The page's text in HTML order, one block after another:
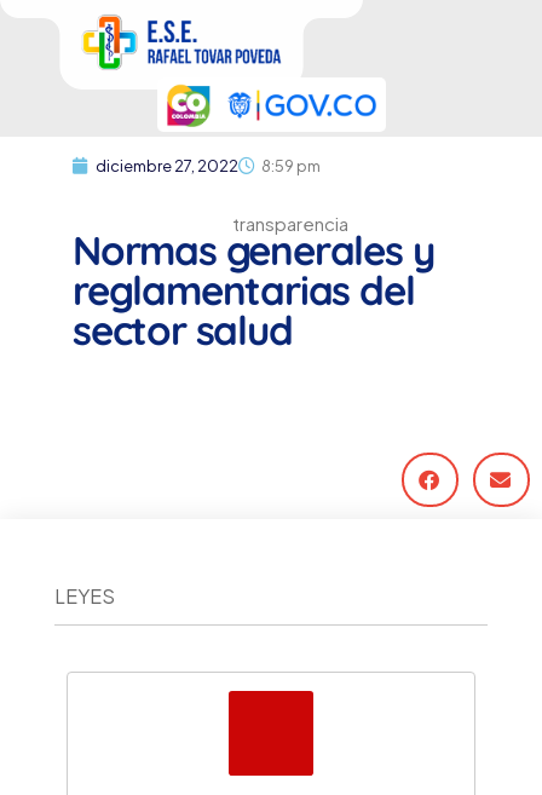
diciembre 27, 2022 8:59 pm
transparencia
Normas generales y
reglamentarias del
sector salud
LEYES